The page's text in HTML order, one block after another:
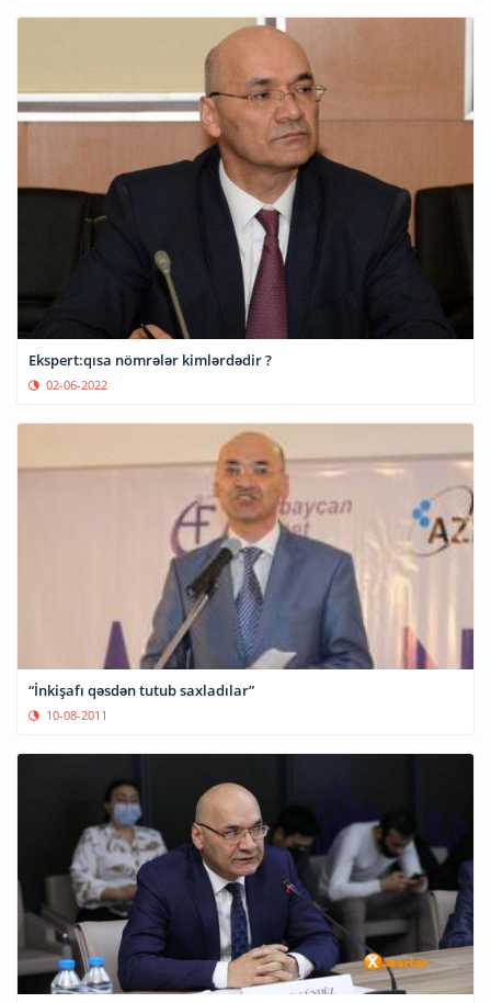
Ekspert:qısa nömrələr kimlərdədir ?
02-06-2022
“İnkişafı qəsdən tutub saxladılar”
10-08-2011